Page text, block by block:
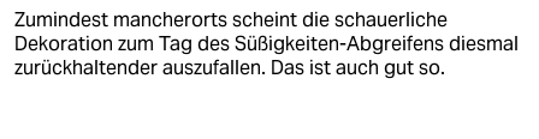
Zumindest mancherorts scheint die schauerliche
Dekoration zum Tag des Süßigkeiten-Abgreifens diesmal
zurückhaltender auszufallen. Das ist auch gut so.